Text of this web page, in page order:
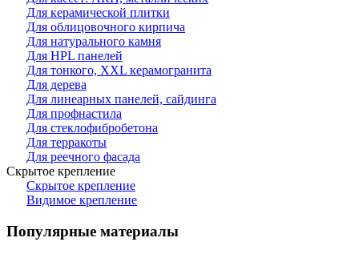
Для керамической плитки
Для облицовочного кирпича
Для натурального камня
Для HPL панелей
Для тонкого, XXL керамогранита
Для дерева
Для линеарных панелей, сайдинга
Для профнастила
Для стеклофибробетона
Для терракоты
Для реечного фасада
Скрытое крепление
Скрытое крепление
Видимое крепление
Популярные материалы